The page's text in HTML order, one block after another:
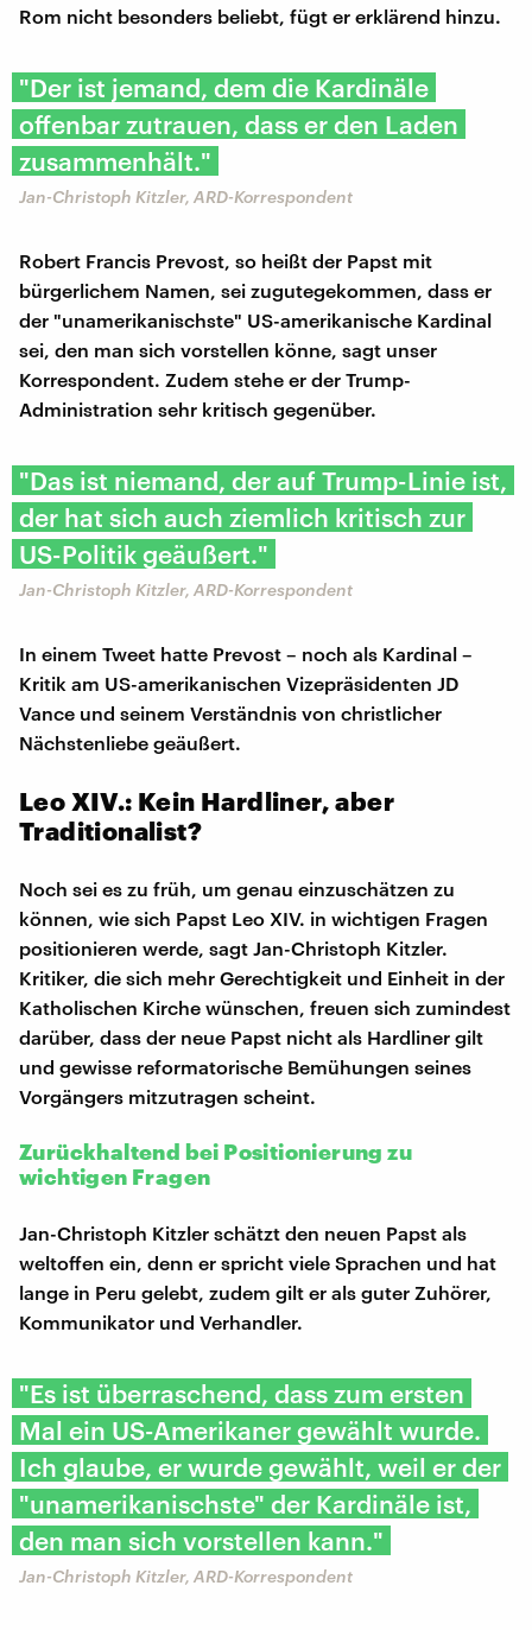
Rom nicht besonders beliebt, fügt er erklärend hinzu.
"Der ist jemand, dem die Kardinäle
offenbar zutrauen, dass er den Laden
zusammenhält."
Jan-Christoph Kitzler, ARD-Korrespondent
Robert Francis Prevost, so heißt der Papst mit
bürgerlichem Namen, sei zugutegekommen, dass er
der "unamerikanischste" US-amerikanische Kardinal
sei, den man sich vorstellen könne, sagt unser
Korrespondent. Zudem stehe er der Trump-
Administration sehr kritisch gegenüber.
"Das ist niemand, der auf Trump-Linie ist,
der hat sich auch ziemlich kritisch zur
US-Politik geäußert."
Jan-Christoph Kitzler, ARD-Korrespondent
In einem Tweet hatte Prevost – noch als Kardinal –
Kritik am US-amerikanischen Vizepräsidenten JD
Vance und seinem Verständnis von christlicher
Nächstenliebe geäußert.
Leo XIV.: Kein Hardliner, aber
Traditionalist?
Noch sei es zu früh, um genau einzuschätzen zu
können, wie sich Papst Leo XIV. in wichtigen Fragen
positionieren werde, sagt Jan-Christoph Kitzler.
Kritiker, die sich mehr Gerechtigkeit und Einheit in der
Katholischen Kirche wünschen, freuen sich zumindest
darüber, dass der neue Papst nicht als Hardliner gilt
und gewisse reformatorische Bemühungen seines
Vorgängers mitzutragen scheint.
Zurückhaltend bei Positionierung zu
wichtigen Fragen
Jan-Christoph Kitzler schätzt den neuen Papst als
weltoffen ein, denn er spricht viele Sprachen und hat
lange in Peru gelebt, zudem gilt er als guter Zuhörer,
Kommunikator und Verhandler.
"Es ist überraschend, dass zum ersten
Mal ein US-Amerikaner gewählt wurde.
Ich glaube, er wurde gewählt, weil er der
"unamerikanischste" der Kardinäle ist,
den man sich vorstellen kann."
Jan-Christoph Kitzler, ARD-Korrespondent